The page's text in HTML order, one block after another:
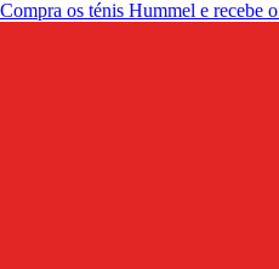
Compra os ténis Hummel e recebe o